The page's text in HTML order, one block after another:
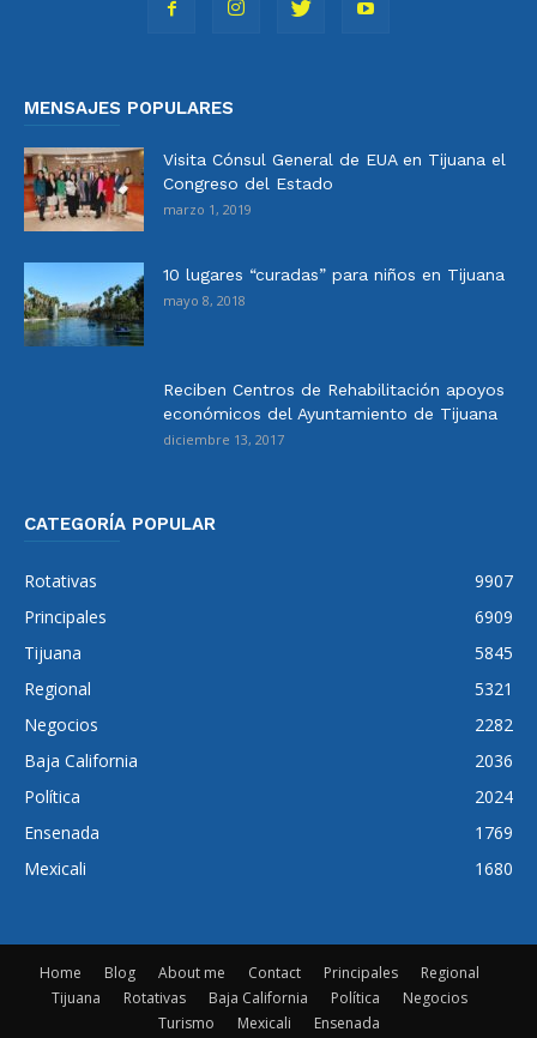
MENSAJES POPULARES
Visita Cónsul General de EUA en Tijuana el
Congreso del Estado
marzo 1, 2019
10 lugares “curadas” para niños en Tijuana
mayo 8, 2018
Reciben Centros de Rehabilitación apoyos
económicos del Ayuntamiento de Tijuana
diciembre 13, 2017
CATEGORÍA POPULAR
Rotativas
9907
Principales
6909
Tijuana
5845
Regional
5321
Negocios
2282
Baja California
2036
Política
2024
Ensenada
1769
Mexicali
1680
Home Blog About me Contact Principales
Regional
Tijuana
Rotativas Baja California Política
Negocios
Turismo
Mexicali Ensenada